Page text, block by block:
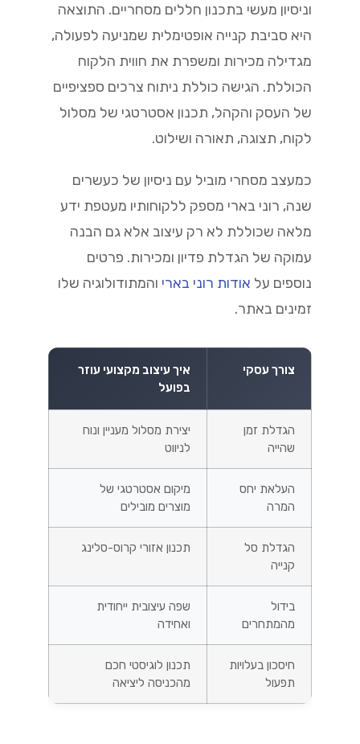
וניסיון מעשי בתכנון חללים מסחריים. התוצאה
היא סביבת קנייה אופטימלית שמניעה לפעולה,
מגדילה מכירות ומשפרת את חווית הלקוח
הכוללת. הגישה כוללת ניתוח צרכים ספציפיים
של העסק והקהל, תכנון אסטרטגי של מסלול
לקוח, תצוגה, תאורה ושילוט.
כמעצב מסחרי מוביל עם ניסיון של כעשרים
שנה, רוני בארי מספק ללקוחותיו מעטפת ידע
מלאה שכוללת לא רק עיצוב אלא גם הבנה
עמוקה של הגדלת פדיון ומכירות. פרטים
נוספים על אודות רוני בארי והמתודולוגיה שלו
זמינים באתר.
צורך עסקי
איך עיצוב מקצועי עוזר
בפועל
הגדלת זמן
שהייה
יצירת מסלול מעניין ונוח
לניווט
העלאת יחס
המרה
מיקום אסטרטגי של
מוצרים מובילים
הגדלת סל
קנייה
תכנון אזורי קרוס-סלינג
בידול
מהמתחרים
שפה עיצובית ייחודית
ואחידה
חיסכון בעלויות
תפעול
תכנון לוגיסטי חכם
מהכניסה ליציאה